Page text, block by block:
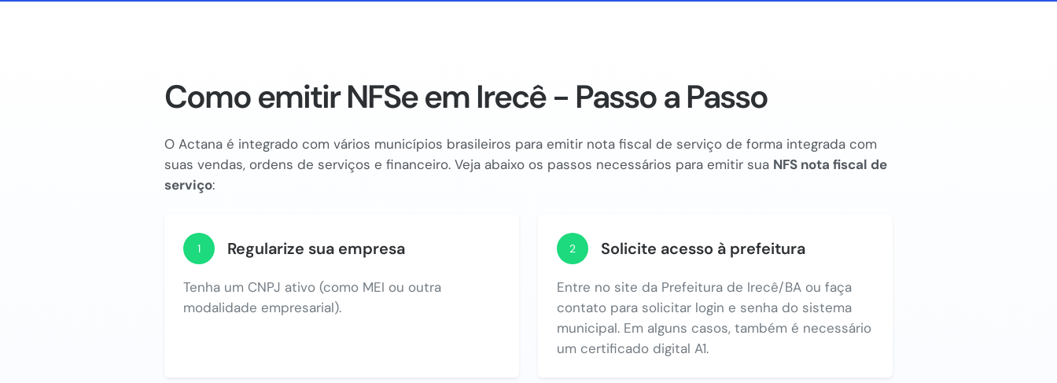
Como emitir NFSe em Irecê - Passo a Passo
O Actana é integrado com vários municípios brasileiros para emitir nota fiscal de serviço de forma integrada com
suas vendas, ordens de serviços e financeiro. Veja abaixo os passos necessários para emitir sua NFS nota fiscal de
serviço:
1 Regularize sua empresa
Tenha um CNPJ ativo (como MEI ou outra
modalidade empresarial).
2 Solicite acesso à prefeitura
Entre no site da Prefeitura de Irecê/BA ou faça
contato para solicitar login e senha do sistema
municipal. Em alguns casos, também é necessário
um certificado digital A1.